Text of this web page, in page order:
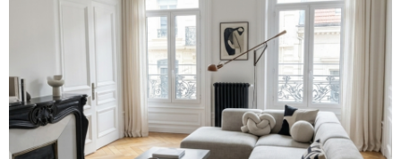
VOIR LE BIEN